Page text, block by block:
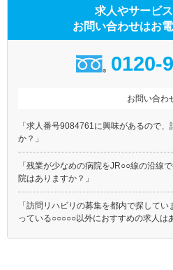
求人やサービ
お問い合わせはお
0120-
お問い合わ
「求人番号9084761に興味があるので
か？」
「残業が少なめの病院をJR○○線の沿線
院はありますか？」
「訪問リハビリの募集を都内で探して
っている○○○○○以外におすすめの求人は